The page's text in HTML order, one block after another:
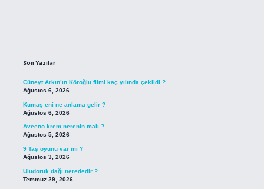
Son Yazılar
Cüneyt Arkın’ın Köroğlu filmi kaç yılında çekildi ?
Ağustos 6, 2026
Kumaş eni ne anlama gelir ?
Ağustos 6, 2026
Aveeno krem nerenin malı ?
Ağustos 5, 2026
9 Taş oyunu var mı ?
Ağustos 3, 2026
Uludoruk dağı nerededir ?
Temmuz 29, 2026